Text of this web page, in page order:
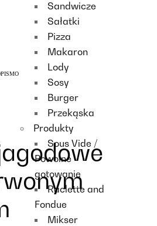
Sandwicze
Sałatki
Pizza
Makaron
Lody
Sosy
Burger
Przekąska
Produkty
Sous Vide /
Powolne
gotowanie
Raclette and
Fondue
Mikser